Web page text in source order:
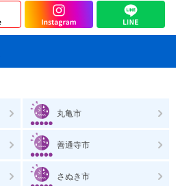
丸亀市
善通寺市
さぬき市